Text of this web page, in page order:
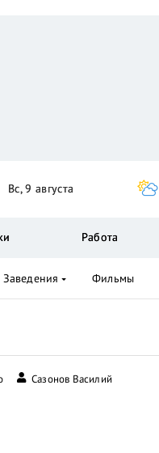
Сазонов Василий
Вс, 9 августа
Работа
Заведения Фильмы